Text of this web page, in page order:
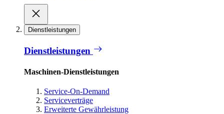
Dienstleistungen
Dienstleistungen
Maschinen-Dienstleistungen
Service-On-Demand
Serviceverträge
Erweiterte Gewährleistung